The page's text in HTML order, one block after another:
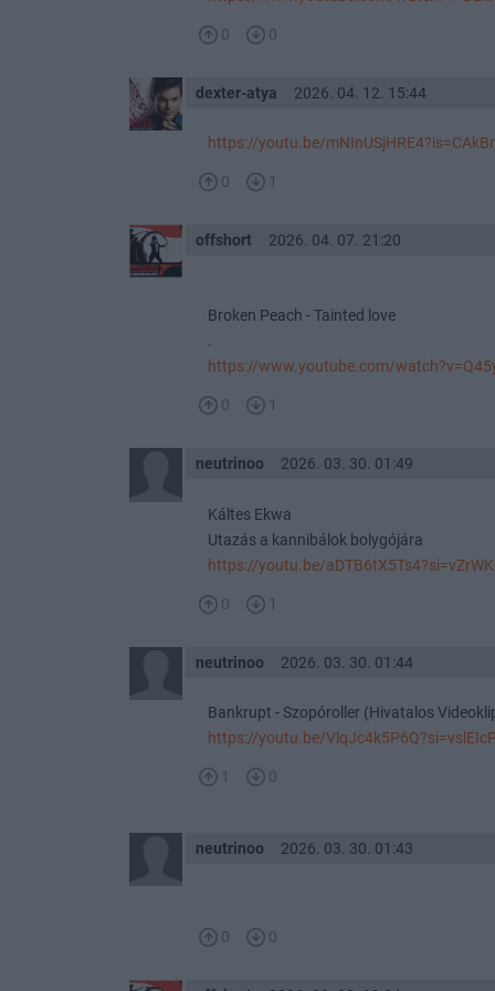
0 0
dexter-atya 2026. 04. 12. 15:44
https://youtu.be/
0 1
offshort 2026. 04. 07. 21:20
Broken Peach - Tainted love
.
https://www.youtube.com/
0 1
neutrinoo 2026. 03. 30. 01:49
Káltes Ekwa
Utazás a kannibálok bolygójára
https://youtu.be/
0 1
neutrinoo 2026. 03. 30. 01:44
Bankrupt - Szopóroller (Hivatalos
https://youtu.be/
1 0
neutrinoo 2026. 03. 30. 01:43
0 0